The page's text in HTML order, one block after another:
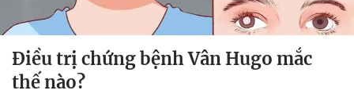
Điều trị chứng bệnh Vân Hugo mắc
thế nào?